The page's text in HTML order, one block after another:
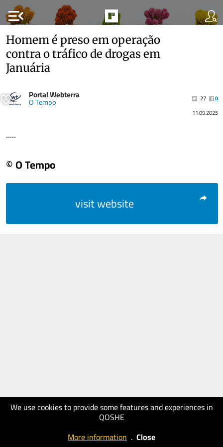
menu_open
We use cookies to provide some features and experiences in
QOSHE
More information . Close
Homem é preso em operação
contra o tráfico de drogas em
Januária
Portal Webterra
O Tempo 27
0
11.09.2025
.....
© O Tempo
visit website